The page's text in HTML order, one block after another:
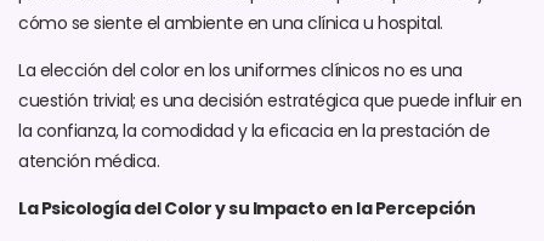
cómo se siente el ambiente en una clínica u hospital.
La elección del color en los uniformes clínicos no es una
cuestión trivial; es una decisión estratégica que puede influir en
la confianza, la comodidad y la eficacia en la prestación de
atención médica.
La Psicología del Color y su Impacto en la Percepción